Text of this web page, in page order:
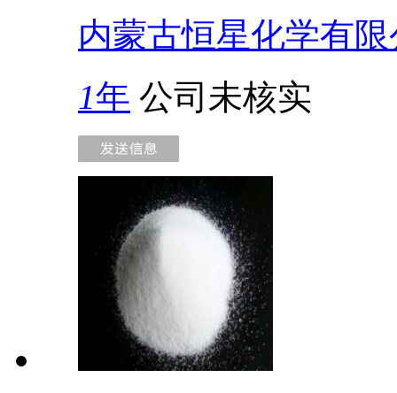
内蒙古恒星化学有
1年 公司未核实